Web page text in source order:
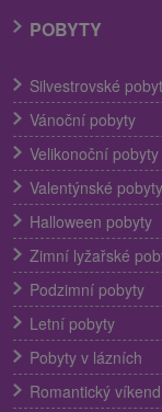
POBYTY
Silvestrovské
Vánoční pobyty
Velikonoční pobyty
Valentýnské pobyty
Halloween pobyty
Zimní lyžařské
Podzimní pobyty
Letní pobyty
Pobyty v lázních
Romantický